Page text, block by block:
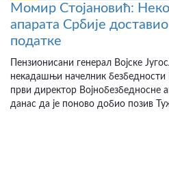
Момир Стојановић:
апарата Србије
податке
Пензионисани генерал Војске
некадашњи начелник
први директор Војнобезбедносне
данас да је поново добио позив